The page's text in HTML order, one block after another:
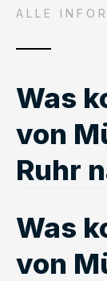
ALLE
Was
von
Ruhr
Was
von